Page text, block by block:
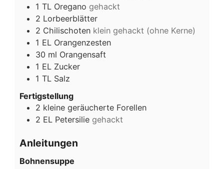
1 TL Oregano gehackt
2 Lorbeerblätter
2 Chilischoten klein gehackt (ohne Kerne)
1 EL Orangenzesten
30 ml Orangensaft
1 EL Zucker
1 TL Salz
Fertigstellung
2 kleine geräucherte Forellen
2 EL Petersilie gehackt
Anleitungen
Bohnensuppe